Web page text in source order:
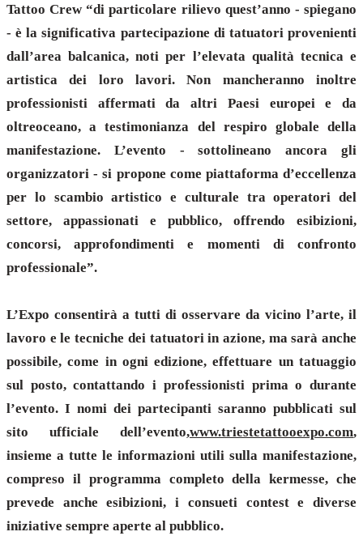
Tattoo Crew “di particolare rilievo quest’anno - spiegano
- è la significativa partecipazione di tatuatori provenienti
dall’area balcanica, noti per l’elevata qualità tecnica e
artistica dei loro lavori. Non mancheranno inoltre
professionisti affermati da altri Paesi europei e da
oltreoceano, a testimonianza del respiro globale della
manifestazione. L’evento - sottolineano ancora gli
organizzatori - si propone come piattaforma d’eccellenza
per lo scambio artistico e culturale tra operatori del
settore, appassionati e pubblico, offrendo esibizioni,
concorsi, approfondimenti e momenti di confronto
professionale”.
L’Expo consentirà a tutti di osservare da vicino l’arte, il
lavoro e le tecniche dei tatuatori in azione, ma sarà anche
possibile, come in ogni edizione, effettuare un tatuaggio
sul posto, contattando i professionisti prima o durante
l’evento. I nomi dei partecipanti saranno pubblicati sul
sito ufficiale dell’evento,www.triestetattooexpo.com,
insieme a tutte le informazioni utili sulla manifestazione,
compreso il programma completo della kermesse, che
prevede anche esibizioni, i consueti contest e diverse
iniziative sempre aperte al pubblico.